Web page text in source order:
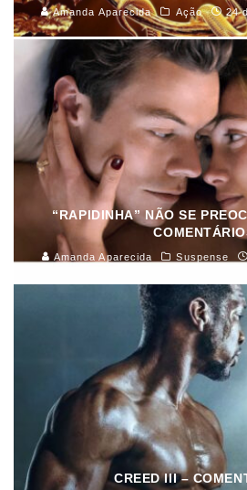
Amanda Aparecida Ação 24
“RAPIDINHA” NÃO SE
Amanda Aparecida Suspense
CREED III –